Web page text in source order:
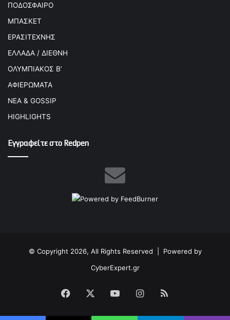
ΠΟΔΟΣΦΑΙΡΟ
ΜΠΑΣΚΕΤ
ΕΡΑΣΙΤΕΧΝΗΣ
ΕΛΛΑΔΑ / ΔΙΕΘΝΗ
ΟΛΥΜΠΙΑΚΟΣ Β’
ΑΦΙΕΡΩΜΑΤΑ
ΝΕΑ & GOSSIP
HIGHLIGHTS
Εγγραφείτε στο Redpen
© Copyright 2026, All Rights Reserved | Powered by
CyberExpert.gr
Facebook YouTubeInstagram
RSS